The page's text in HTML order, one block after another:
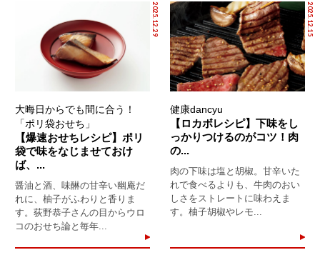
2025.12.29
大晦日からでも間に合う！
「ポリ袋おせち」
【爆速おせちレシピ】ポリ
袋で味をなじませておけ
ば、...
醤油と酒、味醂の甘辛い幽庵だ
れに、柚子がふわりと香りま
す。荻野恭子さんの目からウロ
コのおせち論と毎年...
2025.12.15
健康dancyu
【ロカボレシピ】下味をし
っかりつけるのがコツ！肉
の...
肉の下味は塩と胡椒。甘辛いた
れで食べるよりも、牛肉のおい
しさをストレートに味わえま
す。柚子胡椒やレモ...